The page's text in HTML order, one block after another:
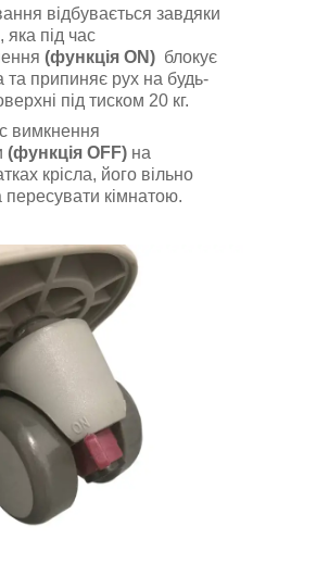
відбувається завдяки
яка під час
(функція ON) блокує
та припиняє рух на будь-
під тиском 20 кг.
вимкнення
(функція OFF) на
крісла, його вільно
кімнатою.